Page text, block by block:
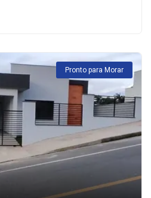
Pronto para Morar